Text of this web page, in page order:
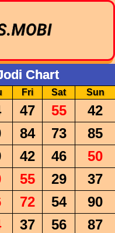
Chart
Fri Sat Sun
47 55
42
84 73
85
42 46
50
55 29
37
72 54
90
37 56
87